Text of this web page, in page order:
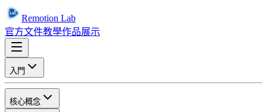
Remotion Lab
官方文件教學作品展示
入門
核心概念